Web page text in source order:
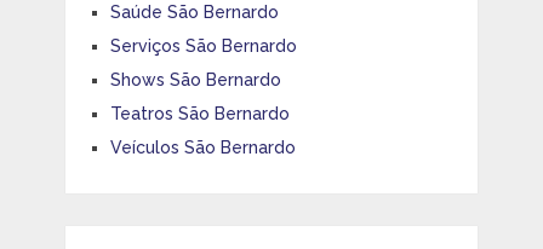
Saúde São Bernardo
Serviços São Bernardo
Shows São Bernardo
Teatros São Bernardo
Veículos São Bernardo